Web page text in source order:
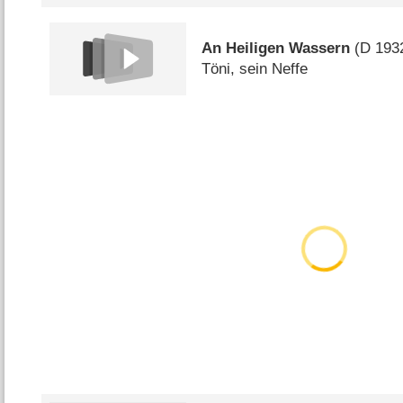
An Heiligen Wassern (D
Töni, sein Neffe